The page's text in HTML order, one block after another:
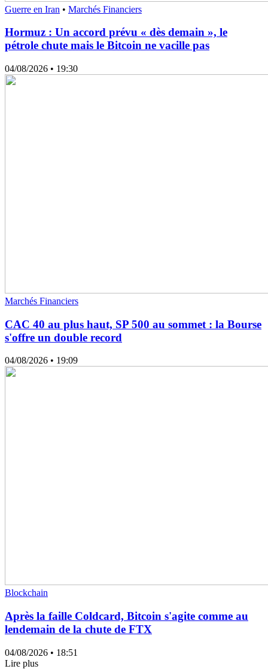
Guerre en Iran • Marchés Financiers
Hormuz : Un accord prévu « dès demain », le
pétrole chute mais le Bitcoin ne vacille pas
04/08/2026 • 19:30
Marchés Financiers
CAC 40 au plus haut, SP 500 au sommet : la Bourse
s'offre un double record
04/08/2026 • 19:09
Blockchain
Après la faille Coldcard, Bitcoin s'agite comme au
lendemain de la chute de FTX
04/08/2026 • 18:51
Lire plus